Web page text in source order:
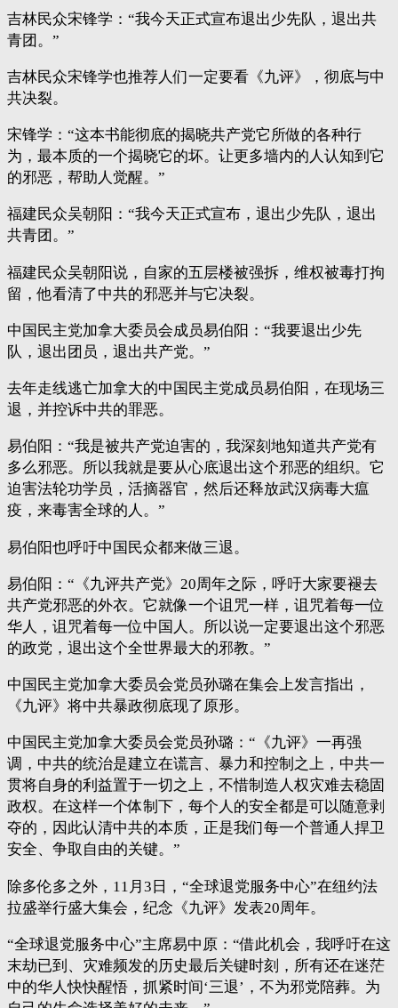
吉林民众宋锋学：“我今天正式宣布退出少先队，退出共
青团。”
吉林民众宋锋学也推荐人们一定要看《九评》，彻底与中
共决裂。
宋锋学：“这本书能彻底的揭晓共产党它所做的各种行
为，最本质的一个揭晓它的坏。让更多墙内的人认知到它
的邪恶，帮助人觉醒。”
福建民众吴朝阳：“我今天正式宣布，退出少先队，退出
共青团。”
福建民众吴朝阳说，自家的五层楼被强拆，维权被毒打拘
留，他看清了中共的邪恶并与它决裂。
中国民主党加拿大委员会成员易伯阳：“我要退出少先
队，退出团员，退出共产党。”
去年走线逃亡加拿大的中国民主党成员易伯阳，在现场三
退，并控诉中共的罪恶。
易伯阳：“我是被共产党迫害的，我深刻地知道共产党有
多么邪恶。所以我就是要从心底退出这个邪恶的组织。它
迫害法轮功学员，活摘器官，然后还释放武汉病毒大瘟
疫，来毒害全球的人。”
易伯阳也呼吁中国民众都来做三退。
易伯阳：“《九评共产党》20周年之际，呼吁大家要褪去
共产党邪恶的外衣。它就像一个诅咒一样，诅咒着每一位
华人，诅咒着每一位中国人。所以说一定要退出这个邪恶
的政党，退出这个全世界最大的邪教。”
中国民主党加拿大委员会党员孙璐在集会上发言指出，
《九评》将中共暴政彻底现了原形。
中国民主党加拿大委员会党员孙璐：“《九评》一再强
调，中共的统治是建立在谎言、暴力和控制之上，中共一
贯将自身的利益置于一切之上，不惜制造人权灾难去稳固
政权。在这样一个体制下，每个人的安全都是可以随意剥
夺的，因此认清中共的本质，正是我们每一个普通人捍卫
安全、争取自由的关键。”
除多伦多之外，11月3日，“全球退党服务中心”在纽约法
拉盛举行盛大集会，纪念《九评》发表20周年。
“全球退党服务中心”主席易中原：“借此机会，我呼吁在这
末劫已到、灾难频发的历史最后关键时刻，所有还在迷茫
中的华人快快醒悟，抓紧时间‘三退’，不为邪党陪葬。为